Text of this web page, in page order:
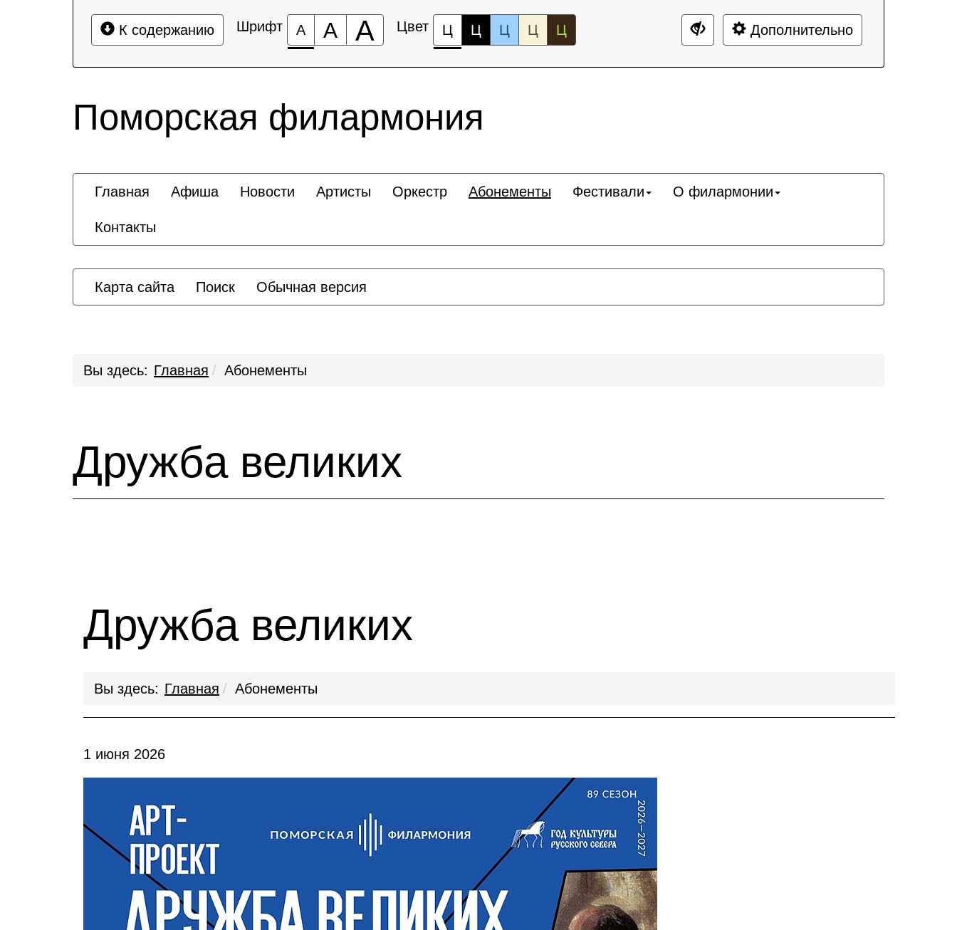
К содержанию Шрифт А А А Цвет Ц Ц Ц Ц Ц Дополнительно
Поморская филармония
Главная Афиша Новости Артисты Оркестр Абонементы Фестивали О филармонии
Контакты
Карта сайта Поиск Обычная версия
Вы здесь: Главная Абонементы
Дружба великих
Дружба великих
Вы здесь: Главная Абонементы
1 июня 2026